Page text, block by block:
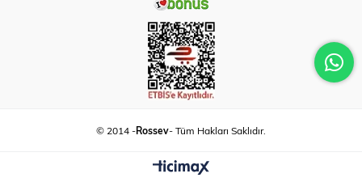
© 2014 -Rossev- Tüm Hakları Saklıdır.